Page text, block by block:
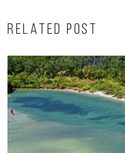
RELATED POST